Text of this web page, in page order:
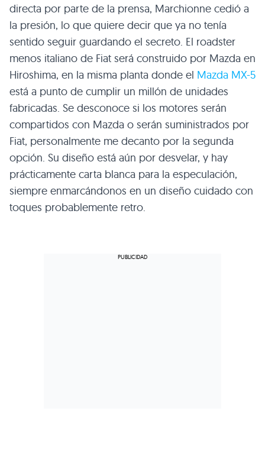
directa por parte de la prensa, Marchionne cedió a
la presión, lo que quiere decir que ya no tenía
sentido seguir guardando el secreto. El roadster
menos italiano de Fiat será construido por Mazda en
Hiroshima, en la misma planta donde el Mazda MX-5
está a punto de cumplir un millón de unidades
fabricadas. Se desconoce si los motores serán
compartidos con Mazda o serán suministrados por
Fiat, personalmente me decanto por la segunda
opción. Su diseño está aún por desvelar, y hay
prácticamente carta blanca para la especulación,
siempre enmarcándonos en un diseño cuidado con
toques probablemente retro.